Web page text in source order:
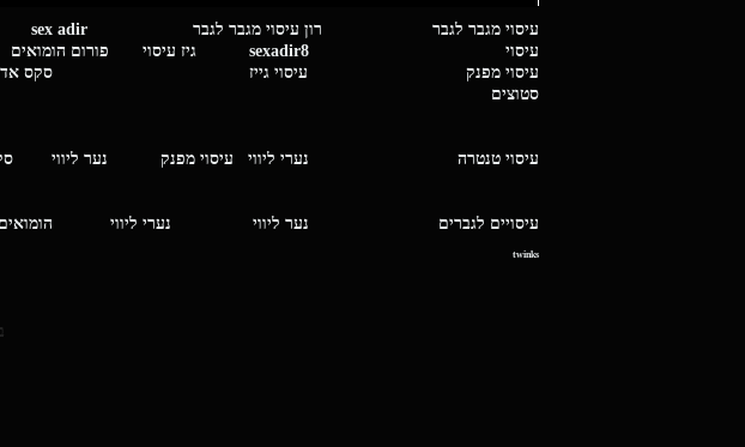
עיסוי מגבר לגבר רון עיסוי מגבר לגבר sex adir
עיסוי sexadir8 גיז עיסוי פורום הומואים
עיסוי מפנק
עיסוי גייז סקס
סטוצים
עיסוי טנטרה נערי ליווי עיסוי מפנק נער ליווי
עיסויים לגברים נער ליווי נערי ליווי
twinks